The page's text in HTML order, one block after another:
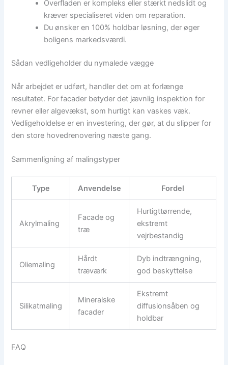
Overfladen er kompleks eller stærkt nedslidt og
kræver specialiseret viden om reparation.
Du ønsker en 100% holdbar løsning, der øger
boligens markedsværdi.
Sådan vedligeholder du nymalede vægge
Når arbejdet er udført, handler det om at forlænge
resultatet. For facader betyder det jævnlig inspektion for
revner eller algevækst, som hurtigt kan vaskes væk.
Vedligeholdelse er en investering, der gør, at du slipper for
den store hovedrenovering næste gang.
Sammenligning af malingstyper
Type Anvendelse Fordel
Akrylmaling
Facade og
træ
Hurtigttørrende,
ekstremt
vejrbestandig
Oliemaling
Hårdt
træværk
Dyb indtrængning,
god beskyttelse
Silikatmaling
Mineralske
facader
Ekstremt
diffusionsåben og
holdbar
FAQ